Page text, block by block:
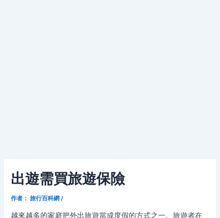
出遊需買旅遊保險
作者： 旅行百科網 /
越來越多的家庭把外出旅遊當成度假的方式之一。旅遊者在